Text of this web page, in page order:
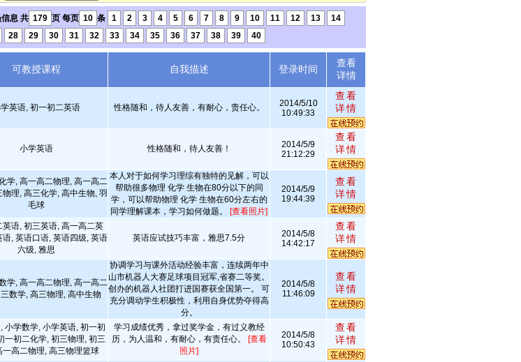
息 共 179 页 每页 10 条 1 2 3 4 5 6 7 8 9 10 11 12 13
14
28 29 30 31 32 33 34 35 36 37 38 39 40
可教授课程 自我描述 登录时间
查看
详情
英语, 初一初二英语 性格随和，待人友善，有耐心，责任心。
2014/5/10
10:49:33
查看
详情
小学英语 性格随和，待人友善！
2014/5/9
21:12:29
查看
详情
学, 高一高二物理, 高一高二
物理, 高三化学, 高中生物, 羽
毛球
本人对于如何学习理综有独特的见解，可以
帮助很多物理 化学 生物在80分以下的同
学，可以帮助物理 化学 生物在60分左右的
同学理解课本，学习如何做题。 [查看照片]
2014/5/9
19:44:39
查看
详情
英语, 初三英语, 高一高二英
语, 英语口语, 英语四级, 英语
六级, 雅思
英语应试技巧丰富，雅思7.5分
2014/5/8
14:42:17
查看
详情
学, 高一高二物理, 高一高二
数学, 高三物理, 高中生物
协调学习与课外活动经验丰富，连续两年中
山市机器人大赛足球项目冠军,省赛二等奖。
创办的机器人社团打进国赛获全国第一。 可
充分调动学生积极性，利用自身优势夺得高
分。
2014/5/8
11:46:09
查看
详情
小学数学, 小学英语, 初一初
一初二化学, 初三物理, 初三
一高二物理, 高三物理篮球
学习成绩优秀，拿过奖学金，有过义教经
历，为人温和，有耐心，有责任心。
[查看
照片]
2014/5/8
10:50:43
查看
详情